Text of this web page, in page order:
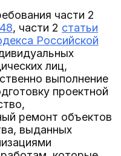
части 2
, части 2 статьи
Российской
лиц,
выполнение
проектной
ремонт объектов
выданных